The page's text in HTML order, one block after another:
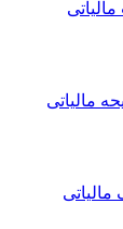
مالیاتی